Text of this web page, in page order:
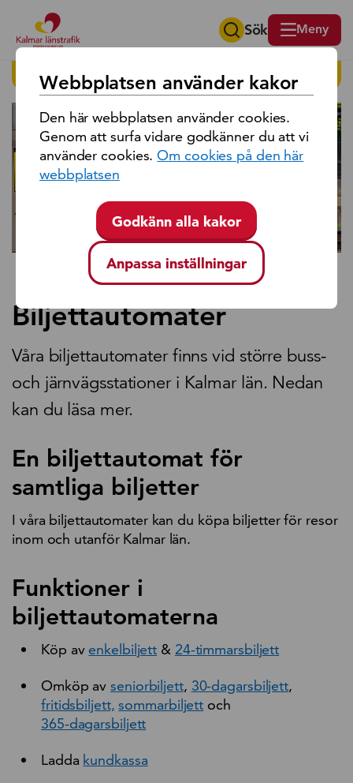
Sök på region Kalmar län Sök Meny
HITTA PÅ SIDAN
Biljettautomater
Våra biljettautomater finns vid större buss-
och järnvägsstationer i Kalmar län. Nedan
kan du läsa mer.
En biljettautomat för
samtliga biljetter
I våra biljettautomater kan du köpa biljetter för resor
inom och utanför Kalmar län.
Funktioner i
biljettautomaterna
Köp av enkelbiljett & 24-timmarsbiljett
Omköp avseniorbiljett, 30-dagarsbiljett,
fritidsbiljett, sommarbiljett och
365-dagarsbiljett
Ladda kundkassa
Webbplatsen använder kakor
Den här webbplatsen använder cookies.
Genom att surfa vidare godkänner du att vi
använder cookies.Om cookies på den här
webbplatsen
Godkänn alla kakor
Anpassa inställningar